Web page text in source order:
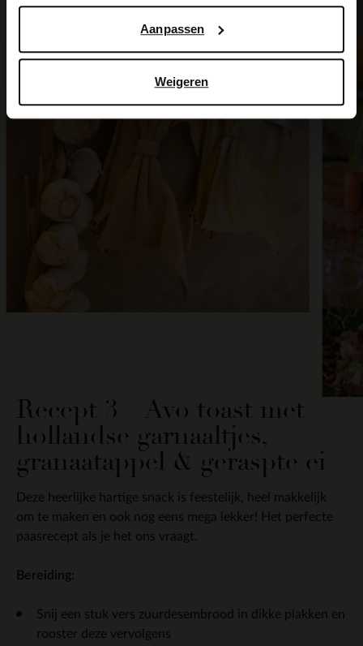
Aanpassen
Weigeren
Recept 3 – Avo toast met
hollandse garnaaltjes,
granaatappel & geraspte ei
Deze heerlijke hartige snack is feestelijk, heel makkelijk
om te maken en ook nog eens mega lekker! Het perfecte
paasrecept als je het ons vraagt.
Bereiding:
Snij een stuk vers zuurdesembrood in dikke plakken en
rooster deze vervolgens